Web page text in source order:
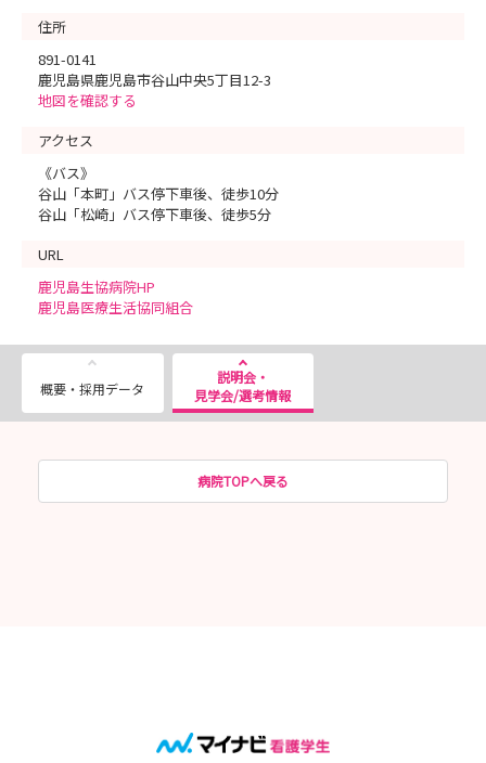
住所
891-0141
鹿児島県鹿児島市谷山中央5丁目12-3
地図を確認する
アクセス
《バス》
谷山「本町」バス停下車後、徒歩10分
谷山「松崎」バス停下車後、徒歩5分
URL
鹿児島生協病院HP
鹿児島医療生活協同組合
概要・採用データ
説明会・
見学会/選考情報
病院TOPへ戻る